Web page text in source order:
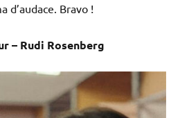
d’audace. Bravo !
– Rudi Rosenberg